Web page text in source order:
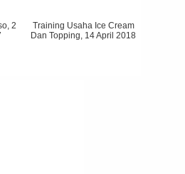
2
Training Usaha Ice Cream
Dan Topping, 14 April 2018